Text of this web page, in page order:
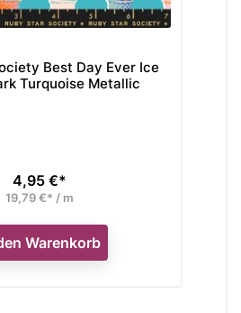
Best Day Ever Ice
Turquoise Metallic
Preis
4,95 €*
19,79 €* / m
Warenkorb